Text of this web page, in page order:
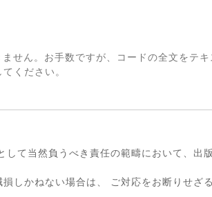
せん。お手数ですが、コードの全文をテキ
ください。
て当然負うべき責任の範疇において、出
しかねない場合は、 ご対応をお断りせざ